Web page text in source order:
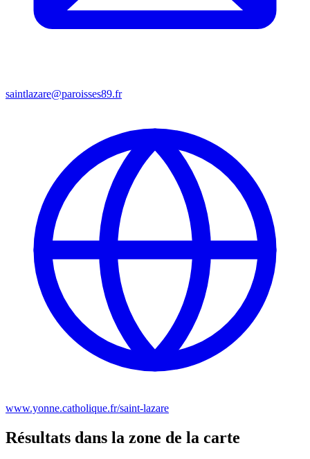
saintlazare@paroisses89.fr
www.yonne.catholique.fr/saint-lazare
Résultats dans la zone de la carte